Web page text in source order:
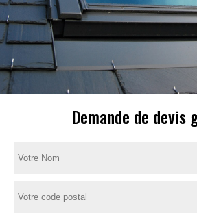
Demande de devis